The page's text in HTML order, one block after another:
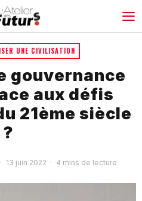
UNE CIVILISATION
gouvernance
aux défis
21ème siècle
?
13 juin 2022 4 mins de lecture